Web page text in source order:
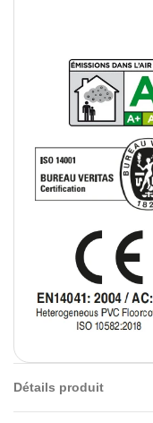
Détails produit